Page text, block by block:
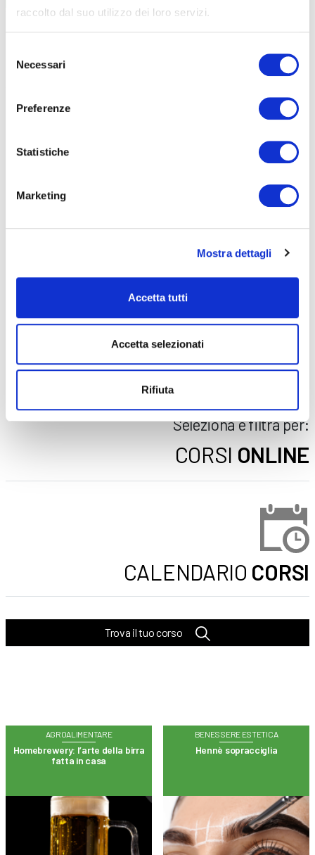
raccolto dal suo utilizzo dei loro servizi.
delNecessari
Preferenze
Statistiche
Marketing
Mostra dettagli
Accetta tutti
Accetta selezionati
Rifiuta
Pasticceria 1° livello
27/03/2025
€ 580
LEGGI
08/02/2025
FORMAZIONEE CORSI
Seleziona e filtra per:
AZIENDE
DOPO LA TERZA MEDIA
SICUREZZA
Seleziona e filtra per:
CORSI ONLINE
CALENDARIO CORSI
Trova il tuo corso
AGROALIMENTARE
Homebrewery: l’arte della birra
fatta in casa
BENESSERE ESTETICA
Hennè sopracciglia